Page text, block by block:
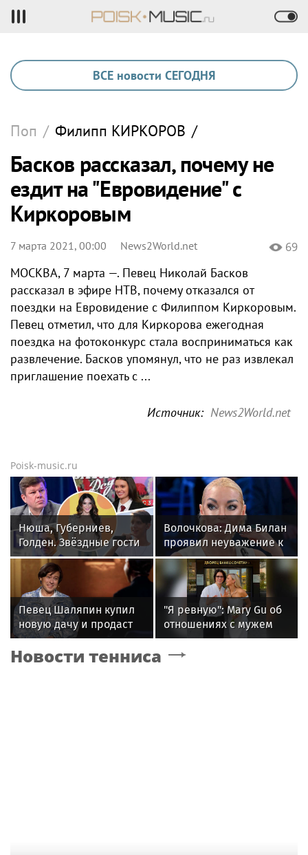
ВСЕ новости СЕГОДНЯ
Поп / Филипп КИРКОРОВ /
Басков рассказал, почему не
ездит на "Евровидение" с
Киркоровым
7 марта 2021, 00:00 News2World.net 69
МОСКВА, 7 марта —. Певец Николай Басков
рассказал в эфире НТВ, почему отказался от
поездки на Евровидение с Филиппом Киркоровым.
Певец отметил, что для Киркорова ежегодная
поездка на фотоконкурс стала восприниматься как
развлечение. Басков упомянул, что не раз извлекал
приглашение поехать с ...
Источник: News2World.net
Poisk-music.ru
Нюша, Губерниев,
Голден. Звёздные гости
«Дня физкультурника»
в Москве
Волочкова: Дима Билан
проявил неуважение к
зрителям на своем
концерте в Москве
Певец Шаляпин купил
новую дачу и продаст
старую
"Я ревную": Mary Gu об
отношениях с мужем
Новости тенниса